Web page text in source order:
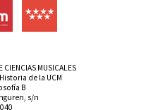
MUSICALES
de la UCM
B
s/n